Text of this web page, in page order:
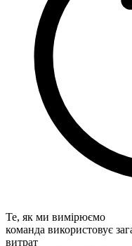
Те, як ми вимірюємо
команда використовує
витрат